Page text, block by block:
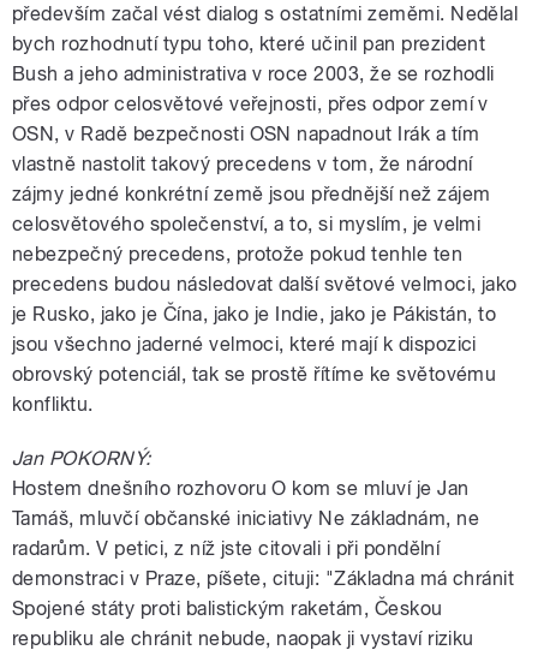
především začal vést dialog s ostatními zeměmi. Nedělal
bych rozhodnutí typu toho, které učinil pan prezident
Bush a jeho administrativa v roce 2003, že se rozhodli
přes odpor celosvětové veřejnosti, přes odpor zemí v
OSN, v Radě bezpečnosti OSN napadnout Irák a tím
vlastně nastolit takový precedens v tom, že národní
zájmy jedné konkrétní země jsou přednější než zájem
celosvětového společenství, a to, si myslím, je velmi
nebezpečný precedens, protože pokud tenhle ten
precedens budou následovat další světové velmoci, jako
je Rusko, jako je Čína, jako je Indie, jako je Pákistán, to
jsou všechno jaderné velmoci, které mají k dispozici
obrovský potenciál, tak se prostě řítíme ke světovému
konfliktu.
Jan POKORNÝ:
Hostem dnešního rozhovoru O kom se mluví je Jan
Tamáš, mluvčí občanské iniciativy Ne základnám, ne
radarům. V petici, z níž jste citovali i při pondělní
demonstraci v Praze, píšete, cituji: "Základna má chránit
Spojené státy proti balistickým raketám, Českou
republiku ale chránit nebude, naopak ji vystaví riziku